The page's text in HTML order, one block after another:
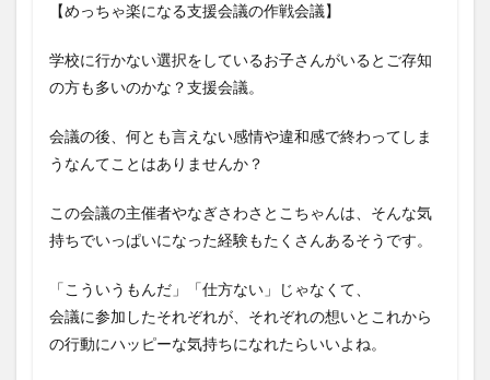
【めっちゃ楽になる支援会議の作戦会議】
学校に行かない選択をしているお子さんがいるとご存知
の方も多いのかな？支援会議。
会議の後、何とも言えない感情や違和感で終わってしま
うなんてことはありませんか？
この会議の主催者やなぎさわさとこちゃんは、そんな気
持ちでいっぱいになった経験もたくさんあるそうです。
「こういうもんだ」「仕方ない」じゃなくて、
会議に参加したそれぞれが、それぞれの想いとこれから
の行動にハッピーな気持ちになれたらいいよね。